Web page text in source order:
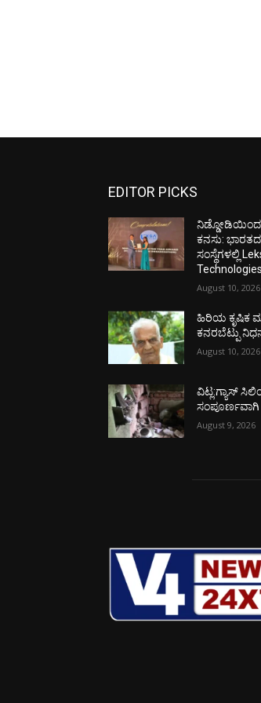
EDITOR PICKS
ನಿಡ್ಡೋಡಿಯಿಂದ
ಕನಸು:
ಸಂಸ್ಥೆಗಳಲ್ಲಿ
August 10, 2026
ಹಿರಿಯ ಕೃಷಿಕ
ಕನರಬೆಟ್ಪು
August 10, 2026
ವಿಟ್ಲ:ಗ್ಯಾಸ್
August 9, 2026